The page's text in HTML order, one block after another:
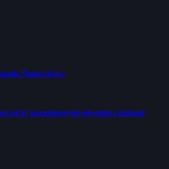
Šimkovičová
začať nezaplatenými odvodmi a daňami